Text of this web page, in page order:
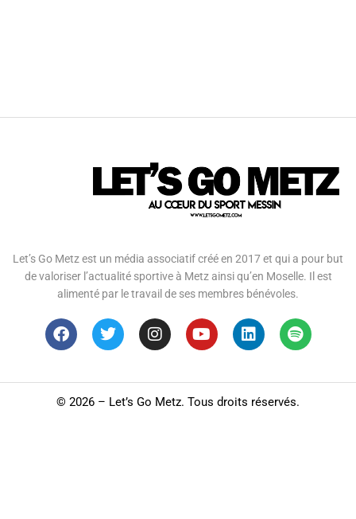
Let’s Go Metz est un média associatif créé en 2017 et qui a pour but
de valoriser l’actualité sportive à Metz ainsi qu’en Moselle. Il est
alimenté par le travail de ses membres bénévoles.
© 2026 – Let’s Go Metz. Tous droits réservés.